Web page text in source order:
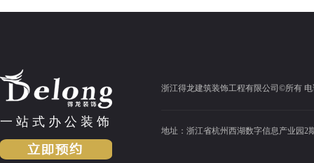
一站式办公装饰
浙江得龙建筑装饰工程有限公司©所有 电
地址：浙江省杭州西湖数字信息产业园2